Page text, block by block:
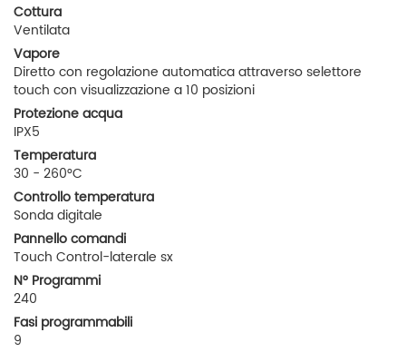
Cottura
Ventilata
Vapore
Diretto con regolazione automatica attraverso selettore
touch con visualizzazione a 10 posizioni
Protezione acqua
IPX5
Temperatura
30 - 260°C
Controllo temperatura
Sonda digitale
Pannello comandi
Touch Control-laterale sx
N° Programmi
240
Fasi programmabili
9